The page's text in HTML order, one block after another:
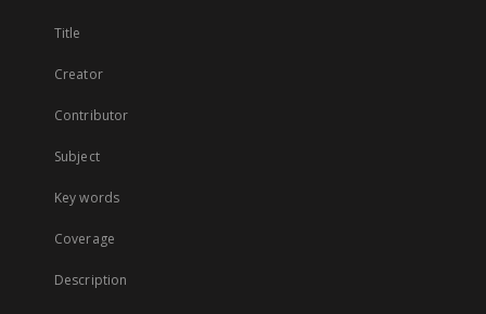
Title
Creator
Contributor
Subject
Key words
Coverage
Description